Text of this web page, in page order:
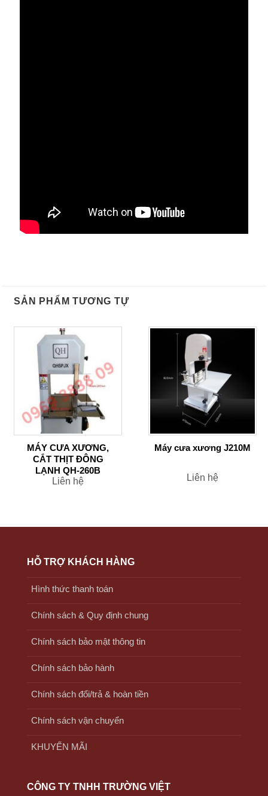
SẢN PHẨM TƯƠNG TỰ
MÁY CƯA XƯƠNG,
CẮT THỊT ĐÔNG
LẠNH QH-260B
Liên hệ
Máy cưa xương J210M
Liên hệ
HỖ TRỢ KHÁCH HÀNG
Hình thức thanh toán
Chính sách & Quy định chung
Chính sách bảo mật thông tin
Chính sách bảo hành
Chính sách đổi/trả & hoàn tiền
Chính sách vận chuyển
KHUYẾN MÃI
CÔNG TY TNHH TRƯỜNG VIỆT